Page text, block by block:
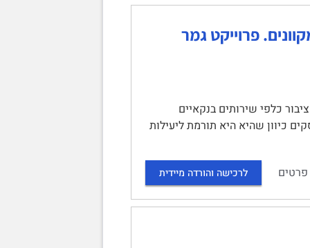
פרוייקט גמר
כלפי שירותים בנקאיים
כיוון שהיא היא תורמת ליעילות
פרטים לרכישה והורדה מיידית